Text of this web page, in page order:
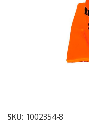
SKU: 1002354-8